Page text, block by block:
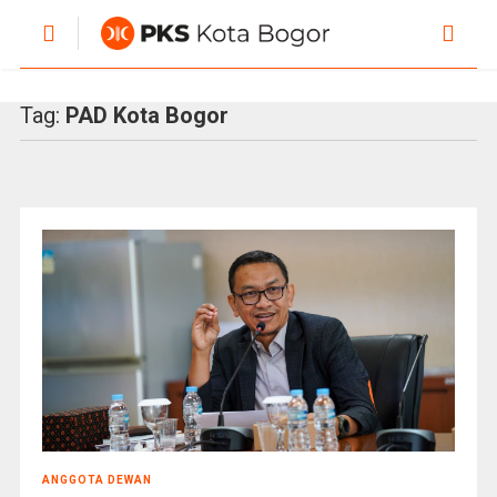
Tag: PAD Kota Bogor
ANGGOTA DEWAN